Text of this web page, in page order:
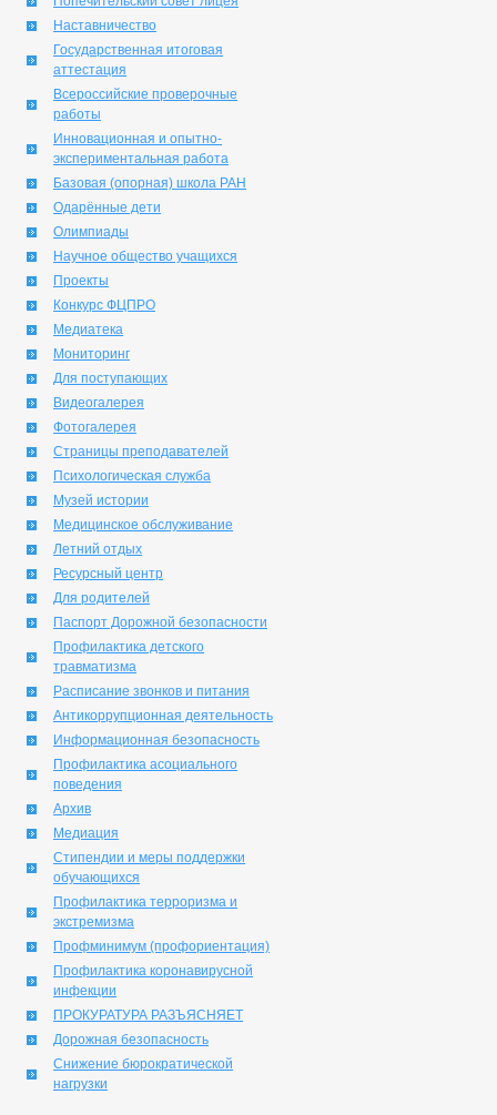
Наставничество
Государственная итоговая
аттестация
Всероссийские проверочные
работы
Инновационная и опытно-
экспериментальная работа
Базовая (опорная) школа РАН
Одарённые дети
Олимпиады
Научное общество учащихся
Проекты
Конкурс ФЦПРО
Медиатека
Мониторинг
Для поступающих
Видеогалерея
Фотогалерея
Страницы преподавателей
Психологическая служба
Музей истории
Медицинское обслуживание
Летний отдых
Ресурсный центр
Для родителей
Паспорт Дорожной безопасности
Профилактика детского
травматизма
Расписание звонков и питания
Антикоррупционная деятельность
Информационная безопасность
Профилактика асоциального
поведения
Архив
Медиация
Стипендии и меры поддержки
обучающихся
Профилактика терроризма и
экстремизма
Профминимум (профориентация)
Профилактика коронавирусной
инфекции
ПРОКУРАТУРА РАЗЪЯСНЯЕТ
Дорожная безопасность
Снижение бюрократической
нагрузки